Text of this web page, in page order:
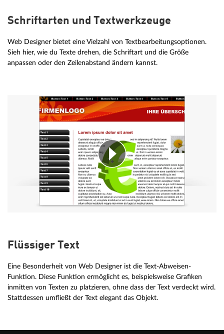
Schriftarten und Textwerkzeuge
Web Designer bietet eine Vielzahl von Textbearbeitungsoptionen.
Sieh hier, wie du Texte drehen, die Schriftart und die Größe
anpassen oder den Zeilenabstand ändern kannst.
Flüssiger Text
Eine Besonderheit von Web Designer ist die Text-Abweisen-
Funktion. Diese Funktion ermöglicht es, beispielsweise Grafiken
inmitten von Texten zu platzieren, ohne dass der Text verdeckt wird.
Stattdessen umfließt der Text elegant das Objekt.